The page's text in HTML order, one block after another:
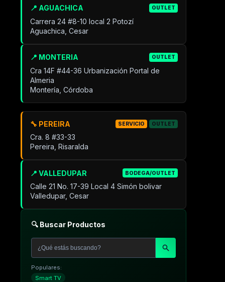
📍 AGUACHICA OUTLET
Carrera 24 #8-10 local 2 Potozí
Aguachica, Cesar
📍 MONTERIA OUTLET
Cra 14F #44-36 Urbanización Portal de
Almeria
Montería, Córdoba
📍 VALLEDUPAR BODEGA/OUTLET
Calle 21 No. 17-39 Local 4 Simón bolivar
Valledupar, Cesar
🔧 PEREIRA SERVICIO OUTLET
Cra. 8 #33-33
Pereira, Risaralda
🔍 Buscar Productos
Populares:
Smart TV